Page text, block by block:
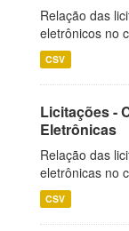
Relação das
eletrônicos no
CSV
Licitações -
Eletrônicas
Relação das
eletrônicas no
CSV